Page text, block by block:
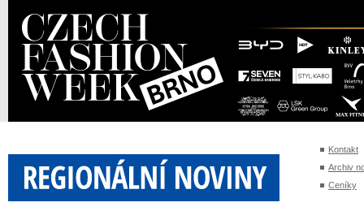
Kontakt
Archiv
Ceníky